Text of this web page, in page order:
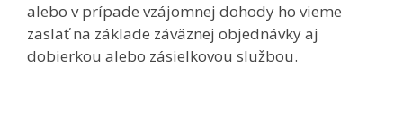
alebo v prípade vzájomnej dohody ho vieme
zaslať na základe záväznej objednávky aj
dobierkou alebo zásielkovou službou.